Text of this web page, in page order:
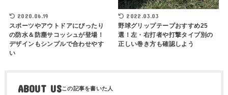
2020.06.19
スポーツやアウトドアにぴったり
の防水＆防塵サコッシュが登場！
デザインもシンプルで合わせやす
い
2022.03.03
野球グリップテープおすすめ25
選！左・右打者や打撃タイプ別の
正しい巻き方も確認しよう
ABOUT US